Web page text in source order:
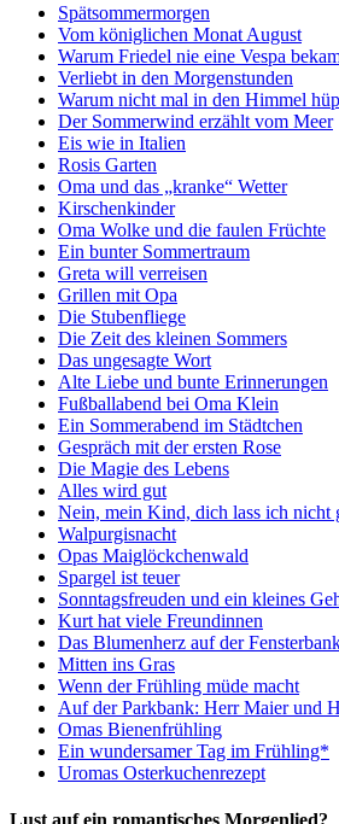
Spätsommermorgen
Vom königlichen Monat August
Warum Friedel nie eine Vespa
Verliebt in den Morgenstunden
Warum nicht mal in den Himmel
Der Sommerwind erzählt vom Meer
Eis wie in Italien
Rosis Garten
Oma und das „kranke“ Wetter
Kirschenkinder
Oma Wolke und die faulen Früchte
Ein bunter Sommertraum
Greta will verreisen
Grillen mit Opa
Die Stubenfliege
Die Zeit des kleinen Sommers
Das ungesagte Wort
Alte Liebe und bunte Erinnerungen
Fußballabend bei Oma Klein
Ein Sommerabend im Städtchen
Gespräch mit der ersten Rose
Die Magie des Lebens
Alles wird gut
Nein, mein Kind, dich lass ich nicht
Walpurgisnacht
Opas Maiglöckchenwald
Spargel ist teuer
Sonntagsfreuden und ein kleines
Kurt hat viele Freundinnen
Das Blumenherz auf der
Mitten ins Gras
Wenn der Frühling müde macht
Auf der Parkbank: Herr Maier und
Omas Bienenfrühling
Ein wundersamer Tag im Frühling*
Uromas Osterkuchenrezept
Lust auf ein romantisches Morgenlied?